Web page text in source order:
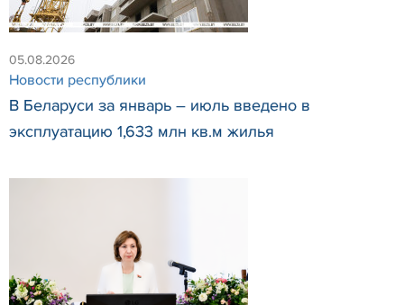
05.08.2026
Новости республики
В Беларуси за январь – июль введено в
эксплуатацию 1,633 млн кв.м жилья